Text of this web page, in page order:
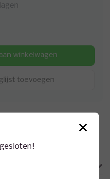
winkelwagen
toevoegen
×